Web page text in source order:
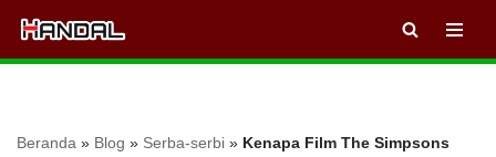
Lompat
Beranda » Blog » Serba-serbi » Kenapa Film The Simpsons